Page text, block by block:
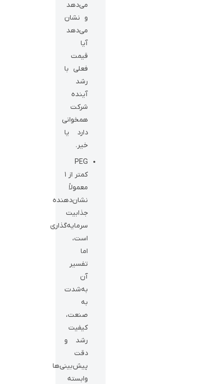
می‌دهد
و نشان
می‌دهد
آیا
قیمت
فعلی با
رشد
آینده
شرکت
همخوانی
دارد یا
خیر.
PEG
کمتر از ۱
معمولاً
نشان‌دهنده
جذابیت
سرمایه‌گذاری
است،
اما
تفسیر
آن
به‌شدت
به
صنعت،
کیفیت
رشد و
دقت
پیش‌بینی‌ها
وابسته